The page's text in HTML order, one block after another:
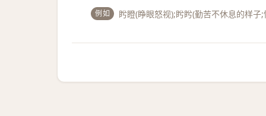
例如 盻瞪(睁眼怒视);盻盻(勤苦不休息的样子